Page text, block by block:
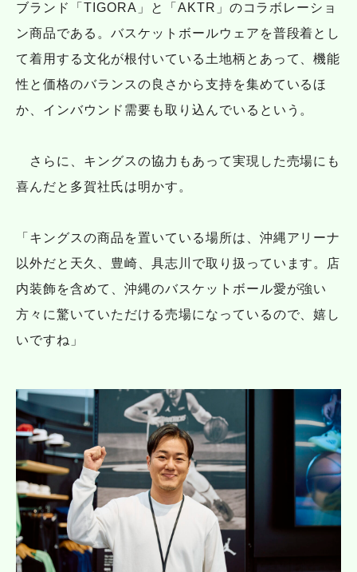
ブランド「TIGORA」と「AKTR」のコラボレーショ
ン商品である。バスケットボールウェアを普段着とし
て着用する文化が根付いている土地柄とあって、機能
性と価格のバランスの良さから支持を集めているほ
か、インバウンド需要も取り込んでいるという。
さらに、キングスの協力もあって実現した売場にも
喜んだと多賀社氏は明かす。
「キングスの商品を置いている場所は、沖縄アリーナ
以外だと天久、豊崎、具志川で取り扱っています。店
内装飾を含めて、沖縄のバスケットボール愛が強い
方々に驚いていただける売場になっているので、嬉し
いですね」